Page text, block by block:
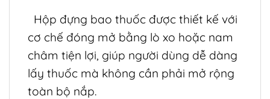
Hộp đựng bao thuốc được thiết kế với
cơ chế đóng mở bằng lò xo hoặc nam
châm tiện lợi, giúp người dùng dễ dàng
lấy thuốc mà không cần phải mở rộng
toàn bộ nắp.